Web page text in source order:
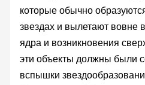
которые обычно
звездах и вылетают вовне
ядра и возникновения
эти объекты должны были
вспышки